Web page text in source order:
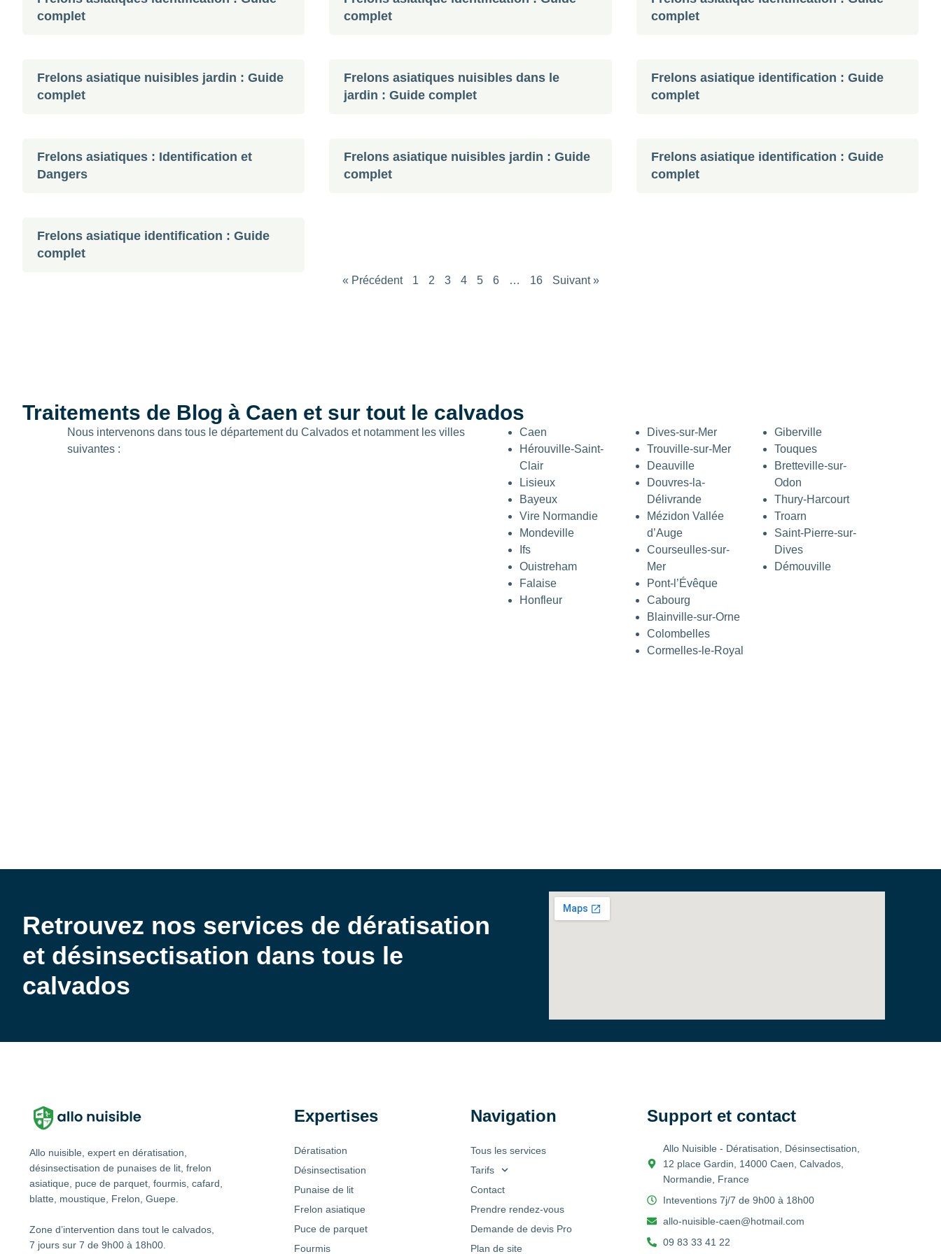
complet
complet
complet
Frelons asiatique nuisibles jardin : Guide
complet
Frelons asiatiques nuisibles dans le
jardin : Guide complet
Frelons asiatique identification : Guide
complet
Frelons asiatiques : Identification et
Dangers
Frelons asiatique nuisibles jardin : Guide
complet
Frelons asiatique identification : Guide
complet
Frelons asiatique identification : Guide
complet
« Précédent 1 2 3 4 5 6 … 16 Suivant »
Traitements de Blog à Caen et sur tout le calvados
Nous intervenons dans tous le département du Calvados et notamment les villes
suivantes :
Caen
Hérouville-Saint-
Clair
Lisieux
Bayeux
Vire Normandie
Mondeville
Ifs
Ouistreham
Falaise
Honfleur
Dives-sur-Mer
Trouville-sur-Mer
Deauville
Douvres-la-
Délivrande
Mézidon Vallée
d’Auge
Courseulles-sur-
Mer
Pont-l’Évêque
Cabourg
Blainville-sur-Orne
Colombelles
Cormelles-le-Royal
Giberville
Touques
Bretteville-sur-
Odon
Thury-Harcourt
Troarn
Saint-Pierre-sur-
Dives
Démouville
Retrouvez nos services de dératisation
et désinsectisation dans tous le
calvados
Allo nuisible, expert en dératisation,
désinsectisation de punaises de lit, frelon
asiatique, puce de parquet, fourmis, cafard,
blatte, moustique, Frelon, Guepe.
Zone d’intervention dans tout le calvados,
7 jours sur 7 de 9h00 à 18h00.
Expertises
Dératisation
Désinsectisation
Punaise de lit
Frelon asiatique
Puce de parquet
Fourmis
Navigation
Tous les services
Tarifs
Contact
Prendre rendez-vous
Demande de devis Pro
Plan de site
Support et contact
Allo Nuisible - Dératisation, Désinsectisation,
12 place Gardin, 14000 Caen, Calvados,
Normandie, France
Inteventions 7j/7 de 9h00 à 18h00
allo-nuisible-caen@hotmail.com
09 83 33 41 22